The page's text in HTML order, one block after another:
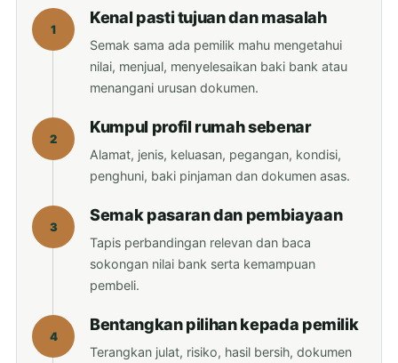
1
Kenal pasti tujuan dan masalah
Semak sama ada pemilik mahu mengetahui
nilai, menjual, menyelesaikan baki bank atau
menangani urusan dokumen.
2
Kumpul profil rumah sebenar
Alamat, jenis, keluasan, pegangan, kondisi,
penghuni, baki pinjaman dan dokumen asas.
3
Semak pasaran dan pembiayaan
Tapis perbandingan relevan dan baca
sokongan nilai bank serta kemampuan
pembeli.
4
Bentangkan pilihan kepada pemilik
Terangkan julat, risiko, hasil bersih, dokumen